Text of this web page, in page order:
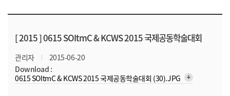
[ 2015 ]0615 SOItmC & KCWS 2015 국제공동학술대회
관리자
2015-06-20
Download :
0615 SOItmC & KCWS 2015 국제공동학술대회 (30).JPG arrow_downward_alt